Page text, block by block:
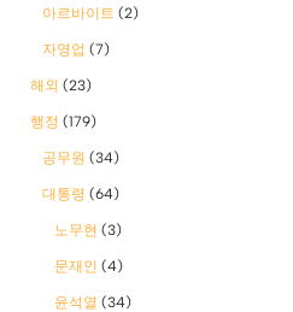
아르바이트 (2)
자영업 (7)
해외 (23)
행정 (179)
공무원 (34)
대통령 (64)
노무현 (3)
문재인 (4)
윤석열 (34)